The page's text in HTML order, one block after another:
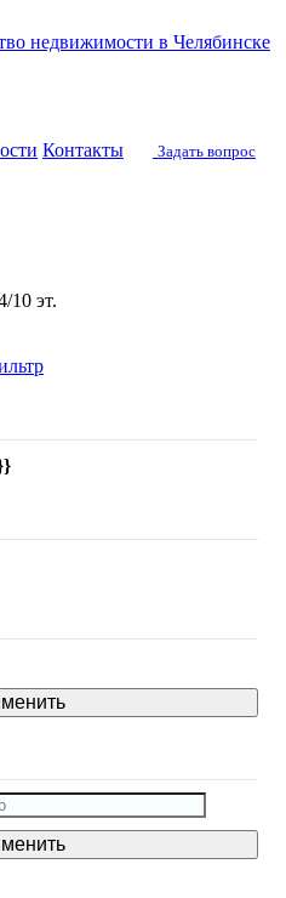
недвижимости в Челябинске
Контакты
Задать вопрос
10 эт.